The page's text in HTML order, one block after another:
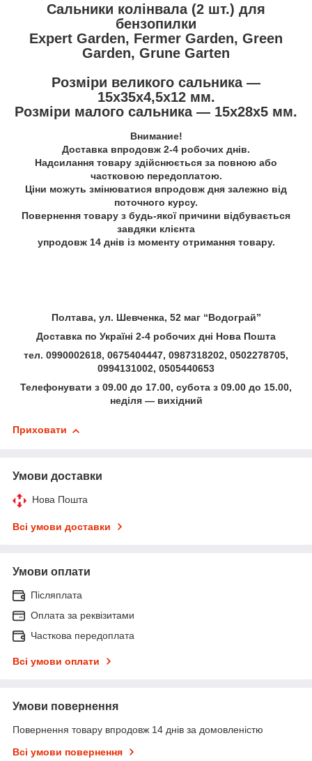
Cальники колінвала (2 шт.) для
бензопилки
Expert Garden, Fermer Garden, Green
Garden, Grune Garten
Розміри великого сальника —
15х35х4,5х12 мм.
Розміри малого сальника — 15х28х5 мм.
Внимание!
Доставка впродовж 2-4 робочих днів.
Надсилання товару здійснюється за повною або
частковою передоплатою.
Ціни можуть змінюватися впродовж дня залежно від
поточного курсу.
Повернення товару з будь-якої причини відбувається
завдяки клієнта
упродовж 14 днів із моменту отримання товару.
Полтава, ул. Шевченка, 52 маг “Водограй”
Доставка по Україні 2-4 робочих дні Нова Пошта
тел. 0990002618, 0675404447, 0987318202, 0502278705,
0994131002, 0505440653
Телефонувати з 09.00 до 17.00, субота з 09.00 до 15.00,
неділя — вихідний
Приховати
Умови доставки
Нова Пошта
Всі умови доставки
Умови оплати
Післяплата
Оплата за реквізитами
Часткова передоплата
Всі умови оплати
Умови повернення
Повернення товару впродовж 14 днів за домовленістю
Всі умови повернення